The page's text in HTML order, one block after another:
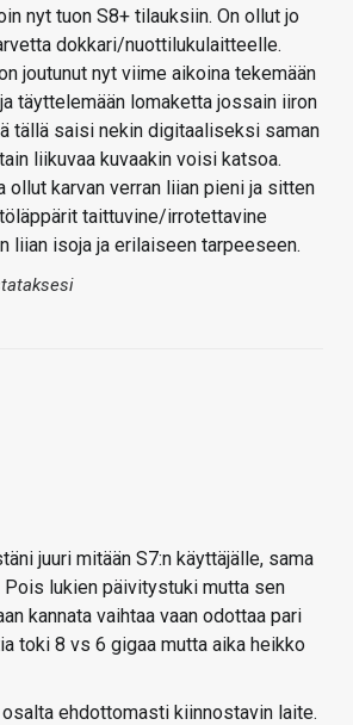
nyt tuon S8+ tilauksiin. On ollut jo
dokkari/nuottilukulaitteelle.
joutunut nyt viime aikoina tekemään
täyttelemään lomaketta jossain iiron
tällä saisi nekin digitaaliseksi saman
liikuvaa kuvaakin voisi katsoa.
ollut karvan verran liian pieni ja sitten
taittuvine/irrotettavine
liian isoja ja erilaiseen tarpeeseen.
juuri mitään S7:n käyttäjälle, sama
lukien päivitystuki mutta sen
kannata vaihtaa vaan odottaa pari
toki 8 vs 6 gigaa mutta aika heikko
osalta ehdottomasti kiinnostavin laite.